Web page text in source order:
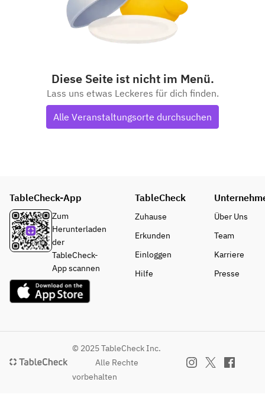
Diese Seite ist nicht im Menü.
Lass uns etwas Leckeres für dich finden.
Alle Veranstaltungsorte durchsuchen
TableCheck-App
Zum
Herunterladen
der
TableCheck-
App scannen
TableCheck
Zuhause
Erkunden
Einloggen
Hilfe
Über Uns
Team
Karriere
Presse
© 2025 TableCheck Inc.
Alle Rechte
vorbehalten